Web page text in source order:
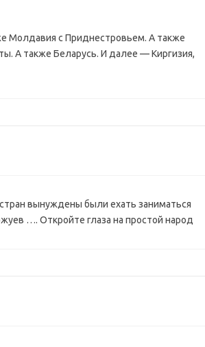
Молдавия с Приднестровьем. А также
А также Беларусь. И далее — Киргизия,
вынуждены были ехать заниматься
…. Откройте глаза на простой народ